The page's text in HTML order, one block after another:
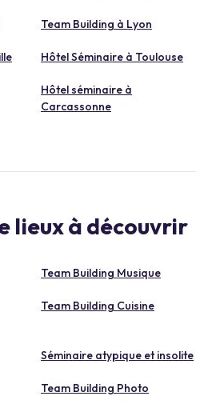
Team Building à Lyon
Hôtel Séminaire à Toulouse
Hôtel séminaire à
Carcassonne
lieux à découvrir
Team Building Musique
Team Building Cuisine
Séminaire atypique et insolite
Team Building Photo